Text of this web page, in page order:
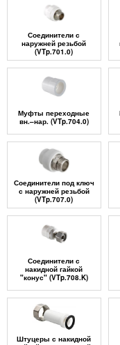
Соединители с
наружней резьбой
(VTp.701.0)
Муфты переходные
вн.–нар. (VTp.704.0)
Соединители под ключ
с наружней резьбой
(VTp.707.0)
Соединители с
накидной гайкой
"конус" (VTp.708.K)
Штуцеры с накидной